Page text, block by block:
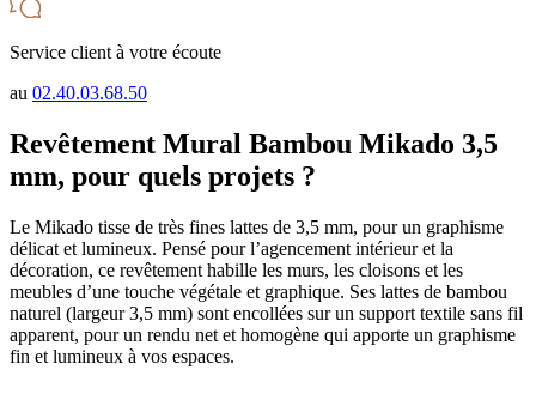
Service client à votre écoute
au 02.40.03.68.50
Revêtement Mural Bambou Mikado 3,5
mm, pour quels projets ?
Le Mikado tisse de très fines lattes de 3,5 mm, pour un graphisme
délicat et lumineux. Pensé pour l’agencement intérieur et la
décoration, ce revêtement habille les murs, les cloisons et les
meubles d’une touche végétale et graphique. Ses lattes de bambou
naturel (largeur 3,5 mm) sont encollées sur un support textile sans fil
apparent, pour un rendu net et homogène qui apporte un graphisme
fin et lumineux à vos espaces.